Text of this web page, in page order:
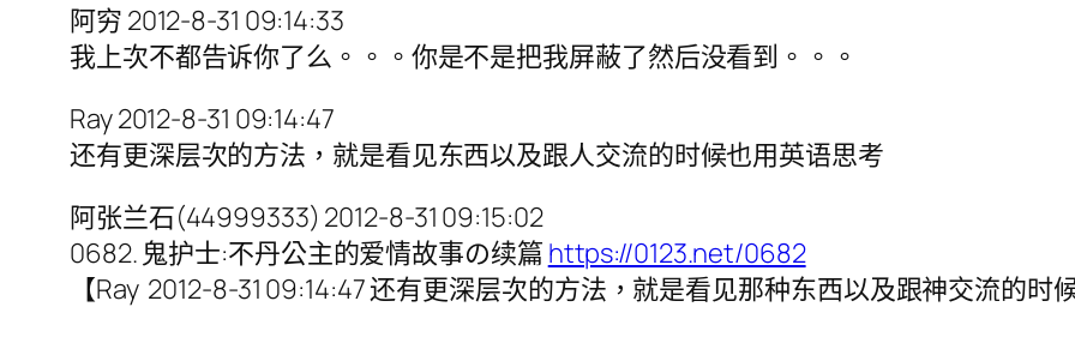
阿穷 2012-8-31 09:14:33
我上次不都告诉你了么。。。你是不是把我屏蔽了然后没看到。。。
Ray 2012-8-31 09:14:47
还有更深层次的方法，就是看见东西以及跟人交流的时候也用英语思考
阿张兰石(44999333) 2012-8-31 09:15:02
0682. 鬼护士:不丹公主的爱情故事の续篇 https://0123.net/0682
【Ray 2012-8-31 09:14:47 还有更深层次的方法，就是看见那种东西以及跟神交流的时